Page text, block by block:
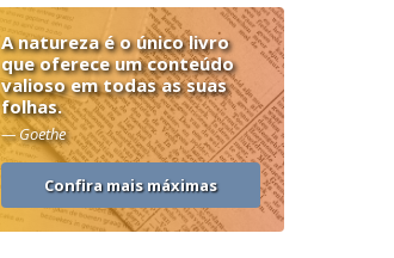
A natureza é o único livro
que oferece um conteúdo
valioso em todas as suas
folhas.
— Goethe
Confira mais máximas